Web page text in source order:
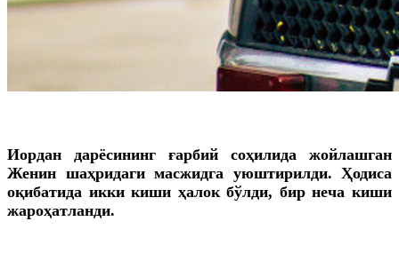
Иордан дарёсининг ғарбий соҳилида жойлашган
Женин шаҳридаги масжидга уюштирилди. Ҳодиса
оқибатида икки киши ҳалок бўлди, бир неча киши
жароҳатланди.